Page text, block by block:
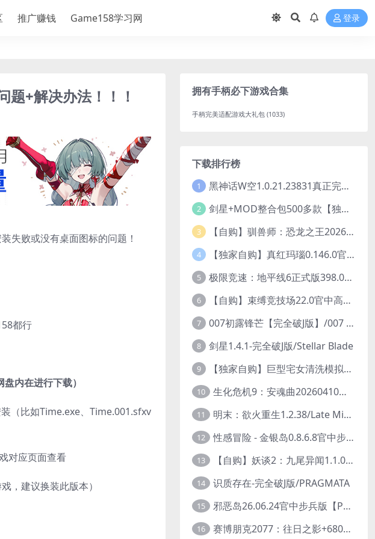
推广赚钱 Game158学习网 登录
题+解决办法！！！
失败或没有桌面图标的问题！
都行
内在进行下载）
（比如Time.exe、Time.001.sfxv
对应页面查看
，建议换装此版本）
拥有手柄必下游戏合集
手柄完美适配游戏大礼包 (1033)
下载排行榜
1 黑神话W空1.0.21.23831真正完全破J版/Black Myth Wukong Ver1.0.21.23831
2 剑星+MOD整合包500多款【独家整合最新中文MOD管理器+可直连N网下载2000+MOD+集成CNS一键换肤】/Stellar Blade MOD Ver2026.5.18
3 【自购】驯兽师：恐龙之王20260710官中步兵版+全DLC【PC+安卓模拟器+3D大型生存SLG/动作冒险】/Tamer: King of Dinosaurs【19.6G】
4 【独家自购】真红玛瑙0.146.0官中步兵版【PC+安卓模拟器+ACT神作+存档+作弊】/纯净的红玛瑙/Pure Onyx【3.14G】
5 极限竞速：地平线6正式版398.092【整合全DLC+614辆车存档】/Forza Horizon 6
6 【自购】束缚竞技场22.0官中高级赞助版【PC+FPS枪战射击/ACT动作/捏人/团队】/Bondage Arena Premium【43.7G】
7 007初露锋芒【完全破J版】/007 First Light
8 剑星1.4.1-完全破J版/Stellar Blade
9 【独家自购】巨型宅女清洗模拟器0.2官中步兵版【PC+安卓模拟器+3D互动SLG/开放世界/2026.6.6日新作】/巨人老婆清洗模拟器/Giant Waifu Wash Simulator【3G】
10 生化危机9：安魂曲20260410【完全破J版】/Resident Evil Requiem 9
11 明末：欲火重生1.2.38/Late Ming: Reborn in Flames
12 性感冒险 - 金银岛0.8.6.8官中步兵版【PC+安卓模拟器+3D生存冒险/开放世界/精品沙盒/扶她】/ Sensual Adventures - Treasure Island【9.3G】
13 【自购】妖谈2：九尾异闻1.1.06官中步兵版【PC+安卓模拟器+植物大战僵尸H版+塔防SLG】/Yokai Art 2- Tales of the Nine-Tails【4.13G】
14 识质存在-完全破J版/PRAGMATA
15 邪恶岛26.06.24官中步兵版【PC+安卓模拟器+3D大型生存/动作ACT/开放世界】/Wicked Island【7.53G】
16 赛博朋克2077：往日之影+680款MOD【独家整合最新中文MOD管理器+在线下载1.7万N网MOD】/Cyberpunk 2077 Ver2.31 MOD V2025.11.8